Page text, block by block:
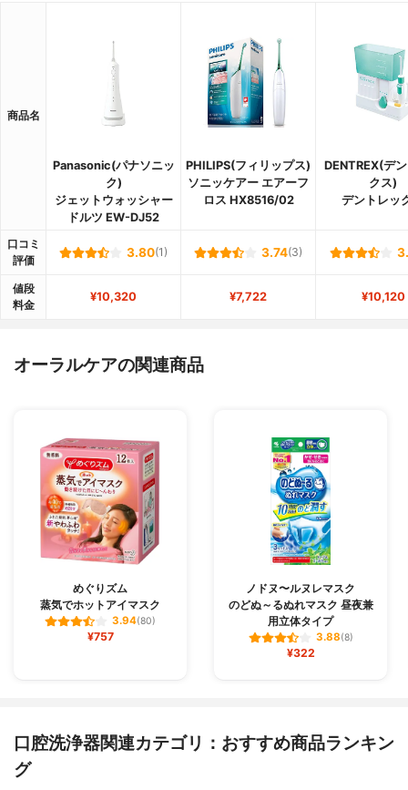
商品名
Panasonic(パナソニッ
ク)
ジェットウォッシャー
ドルツ EW-DJ52
PHILIPS(フィリップス)
ソニッケアー エアーフ
ロス HX8516/02
DENTREX(デ
クス)
デントレッ
口コミ
評価
3.80(1) 3.74(3)
値段
料金
¥10,320 ¥7,722 ¥10,120
オーラルケアの関連商品
めぐりズム
蒸気でホットアイマスク
3.94(80)
¥757
ノドヌ〜ルヌレマスク
のどぬ～るぬれマスク 昼夜兼
用立体タイプ
3.88(8)
¥322
口腔洗浄器関連カテゴリ：おすすめ商品ランキン
グ